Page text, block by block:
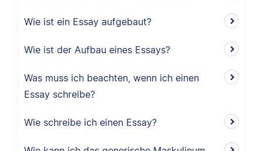
Wie ist ein Essay aufgebaut?
Wie ist der Aufbau eines Essays?
Was muss ich beachten, wenn ich einen
Essay schreibe?
Wie schreibe ich einen Essay?